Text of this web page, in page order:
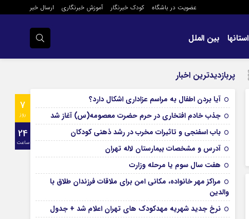
عضویت در باشگاه کودک خبرنگار آموزش خبرنگاری ارسال خبر
استانها بین الملل
پربازدیدترین اخبار
7
روز
24
ساعت
آیا بردن اطفال به مراسم عزادارى اشکال دارد؟
جذب خادم افتخاری در حرم حضرت معصومه(س) آغاز شد
باب اسفنجی و تاثیرات مخرب در رشد ذهنی کودکان
آدرس و مشخصات بیمارستان لاله تهران
هفت سال سوم یا مرحله وزارت
مراکز مهر خانواده، مکانی امن برای ملاقات فرزندان طلاق با
والدین
نرخ جدید شهریه مهدکودک های تهران اعلام شد + جدول